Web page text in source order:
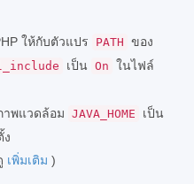
ให้กับตัวแปร PATH ของ
เป็น On ในไฟล์
าพแวดล้อม JAVA_HOME
เป็น
ง
เพิ่มเติม )